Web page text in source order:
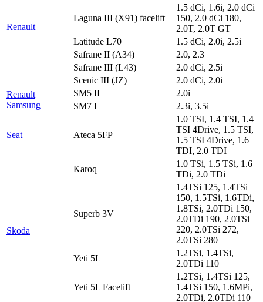
Renault
Laguna III (X91) facelift
1.5 dCi, 1.6i, 2.0 dCi
150, 2.0 dCi 180,
2.0T, 2.0T GT
Latitude L70
1.5 dCi, 2.0i, 2.5i
Safrane II (A34)
2.0, 2.3
Safrane III (L43)
2.0 dCi, 2.5i
Scenic III (JZ)
2.0 dCi, 2.0i
Renault
Samsung
SM5 II
2.0i
SM7 I
2.3i, 3.5i
Seat Ateca 5FP
1.0 TSI, 1.4 TSI, 1.4
TSI 4Drive, 1.5 TSI,
1.5 TSI 4Drive, 1.6
TDI, 2.0 TDI
Skoda
Karoq
1.0 TSi, 1.5 TSi, 1.6
TDi, 2.0 TDi
Superb 3V
1.4TSi 125, 1.4TSi
150, 1.5TSi, 1.6TDi,
1.8TSi, 2.0TDi 150,
2.0TDi 190, 2.0TSi
220, 2.0TSi 272,
2.0TSi 280
Yeti 5L
1.2TSi, 1.4TSi,
2.0TDi 110
Yeti 5L Facelift
1.2TSi, 1.4TSi 125,
1.4TSi 150, 1.6MPi,
2.0TDi, 2.0TDi 110